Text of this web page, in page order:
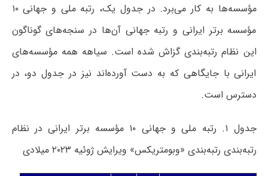
مؤسسه‌ها به کار می‌برد. در جدول یک، رتبه ملی و جهانی ۱۰
مؤسسه برتر ایرانی و رتبه جهانی آن‌ها در سنجه‌های گوناگون
این نظام رتبه‌بندی گزاش شده است. سیاهه همه مؤسسه‌های
ایرانی با جایگاهی که به دست آورده‌اند نیز در جدول دو، در
دسترس است.
جدول ۱. رتبه ملی و جهانی ۱۰ مؤسسه برتر ایرانی در نظام
رتبه‌بندی رتبه‌بندی «وبومتریکس» ویرایش ژوئیه ۲۰۲۳ میلادی